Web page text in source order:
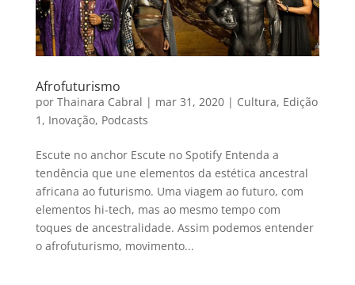
Afrofuturismo
por Thainara Cabral | mar 31, 2020| Cultura, Edição
1 , Inovação, Podcasts
Escute no anchor Escute no Spotify Entenda a
tendência que une elementos da estética ancestral
africana ao futurismo. Uma viagem ao futuro, com
elementos hi-tech, mas ao mesmo tempo com
toques de ancestralidade. Assim podemos entender
o afrofuturismo, movimento...